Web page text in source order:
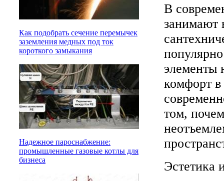
Как подобрать сечение перемычек
заземления медных под ток
короткого замыкания
Надежное пароснабжение:
промышленные газовые котлы для
бизнеса
В
занимают
элементы
комфорт в
том,
Эстетика